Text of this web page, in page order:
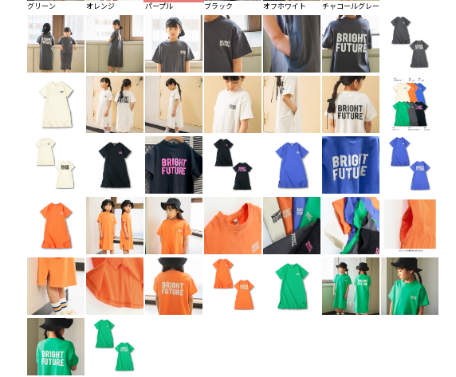
グリーン オレンジ パープル ブラック オフホワイト チャコールグレー